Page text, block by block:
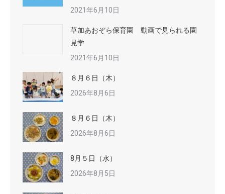
2021年6月10日
草加あおぞら保育園 動画で見られる園
見学
2021年6月10日
８月６日（木）
2026年8月6日
８月６日（木）
2026年8月6日
8月５日（水）
2026年8月5日